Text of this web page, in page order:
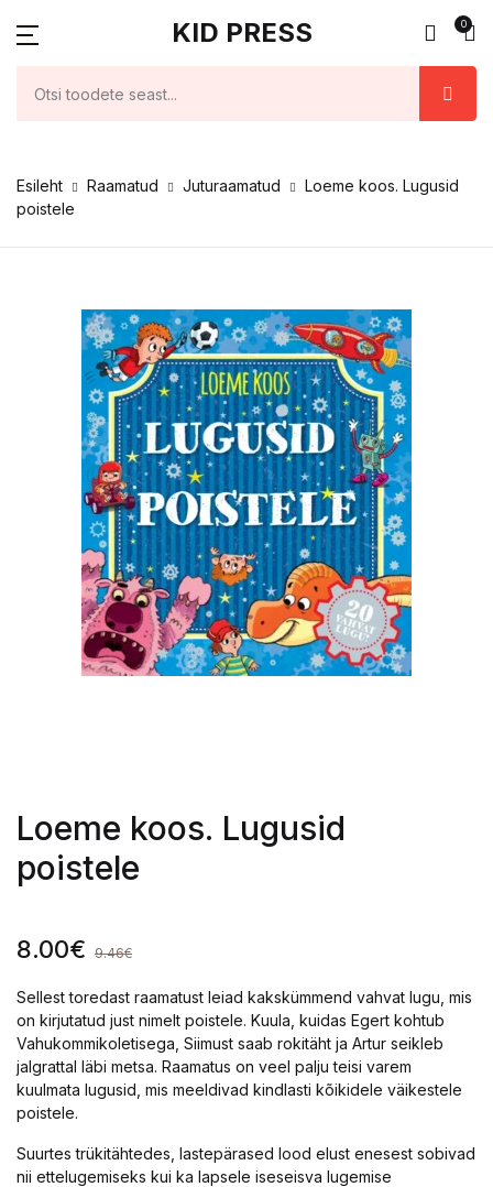
KID PRESS 0
Esileht Raamatud Juturaamatud
Loeme koos. Lugusid
poistele
Loeme koos. Lugusid
poistele
8.00€ 9.46€
Sellest toredast raamatust leiad kakskümmend vahvat lugu, mis
on kirjutatud just nimelt poistele. Kuula, kuidas Egert kohtub
Vahukommikoletisega, Siimust saab rokitäht ja Artur seikleb
jalgrattal läbi metsa. Raamatus on veel palju teisi varem
kuulmata lugusid, mis meeldivad kindlasti kõikidele väikestele
poistele.
Suurtes trükitähtedes, lastepärased lood elust enesest sobivad
nii ettelugemiseks kui ka lapsele iseseisva lugemise